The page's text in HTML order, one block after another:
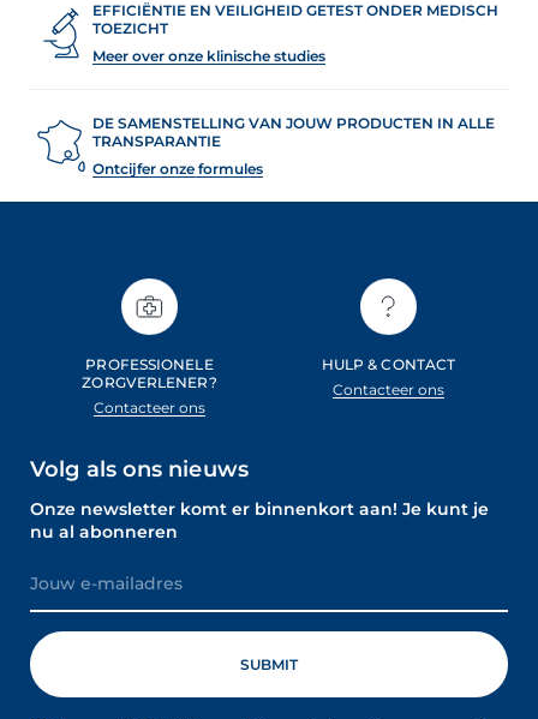
EFFICIËNTIE EN VEILIGHEID GETEST ONDER MEDISCH
TOEZICHT
Meer over onze klinische studies
DE SAMENSTELLING VAN JOUW PRODUCTEN IN ALLE
TRANSPARANTIE
Ontcijfer onze formules
PROFESSIONELE
ZORGVERLENER?
Contacteer ons
HULP & CONTACT
Contacteer ons
Volg als ons nieuws
Onze newsletter komt er binnenkort aan! Je kunt je
nu al abonneren